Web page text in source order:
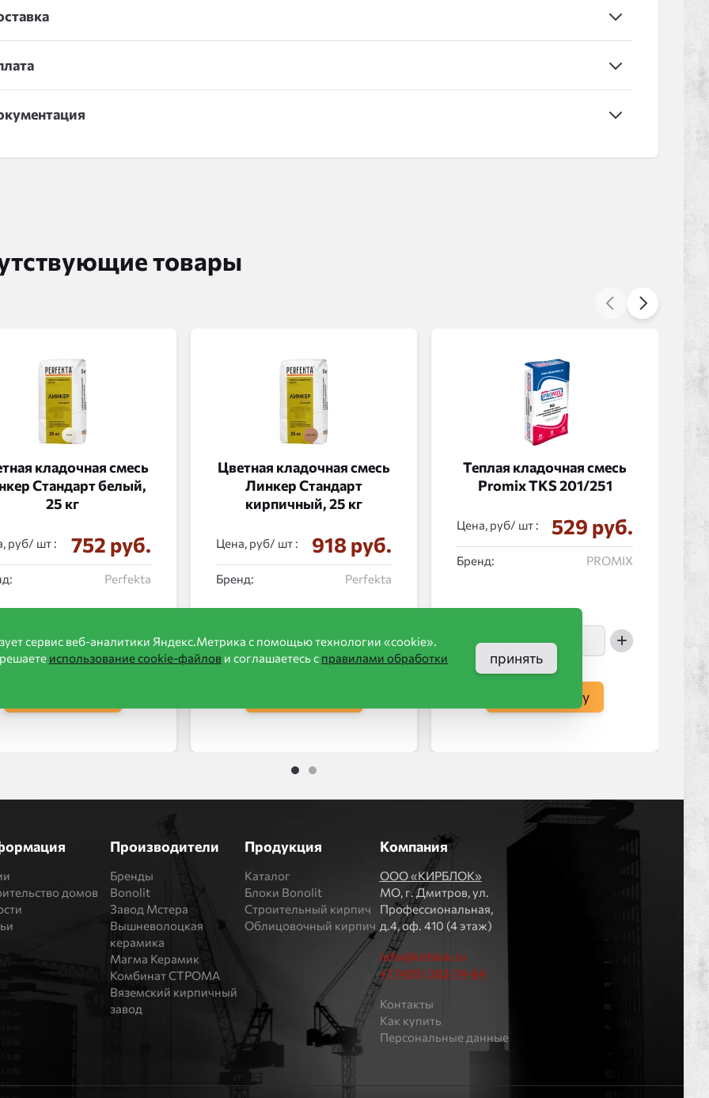
товары
кладочная смесь
Стандарт белый,
25 кг
руб/ : 752 руб.
Perfekta
Цветная кладочная смесь
Линкер Стандарт
кирпичный, 25 кг
Цена, руб/ : 918 руб.
Бренд: Perfekta
Теплая кладочная смесь
Promix ТКS 201/251
Цена, руб/ : 529 руб.
Бренд: PROMIX
в корзину
1 2
домов
Производители
Бренды
Bonolit
Завод Мстера
Вышневолоцкая
керамика
Магма Керамик
Комбинат СТРОМА
Вяземский кирпичный
завод
Продукция
Каталог
Блоки Bonolit
Строительный кирпич
Облицовочный кирпич
Компания
ООО «КИРБЛОК»
МO, г. Дмитров, ул.
Профессиональная,
д.4, оф. 410 (4 этаж)
info@kirblok.ru
+7 (495) 363-74-64
Контакты
Как купить
Персональные данные
сервис веб-аналитики Яндекс.Метрика с помощью технологии «cookie».
использование cookie-файлов и соглашаетесь с правилами обработки принять